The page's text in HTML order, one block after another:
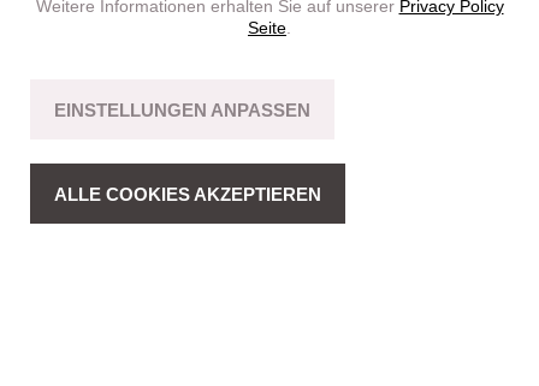
Weitere Informationen erhalten Sie auf unserer Privacy Policy
Seite
EINSTELLUNGEN ANPASSEN
ALLE COOKIES AKZEPTIEREN